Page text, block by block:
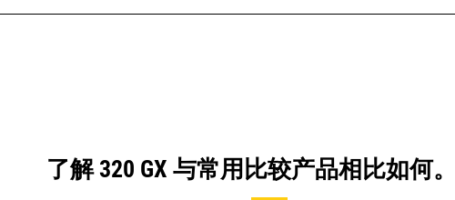
了解 320 GX 与常用比较产品相比如何